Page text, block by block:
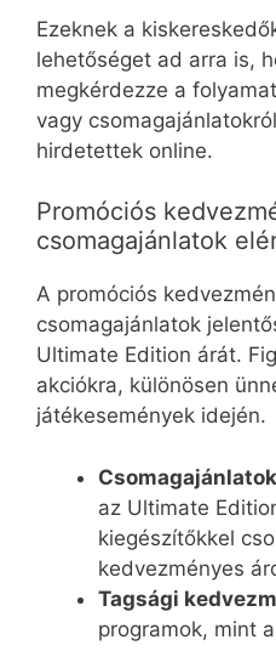
Ezeknek a
lehetőséget ad arra is,
megkérdezze a
vagy
hirdetettek online.
Promóciós
csomagajánlatok
A promóciós
csomagajánlatok
Ultimate Edition árát.
akciókra, különösen
játékesemények idején.
az Ultimate
kiegészítőkkel
kedvezményes
Tagsági
programok, mint